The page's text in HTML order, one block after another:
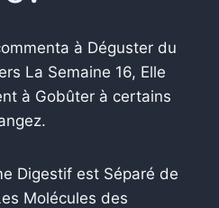
à Déguster du
La Semaine 16, Elle
à Gobûter à certains
Digestif est Séparé de
Molécules des